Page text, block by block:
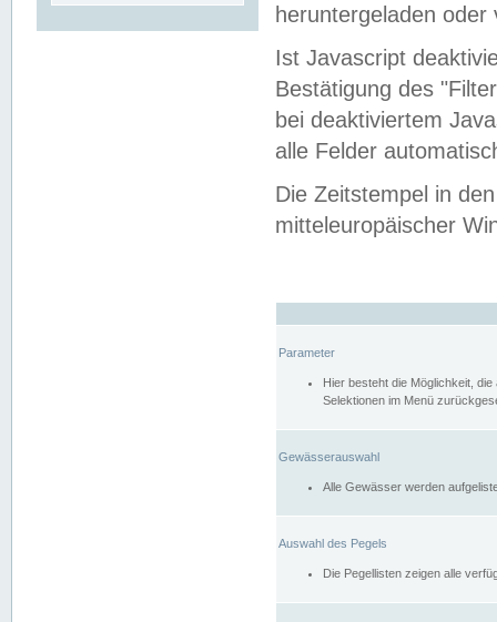
heruntergeladen oder
Ist Javascript
Bestätigung des
bei deaktiviertem
alle Felder
Die Zeitstempel in
mitteleuropäischer
Parameter
Hier besteht die Möglichkeit,
Selektionen im Menü
Gewässerauswahl
Alle Gewässer werden
Auswahl des Pegels
Die Pegellisten zeigen alle